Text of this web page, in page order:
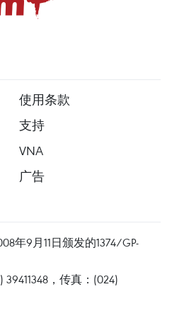
使用条款
支持
VNA
广告
年9月11日颁发的1374/GP-
39411348，传真：(024)